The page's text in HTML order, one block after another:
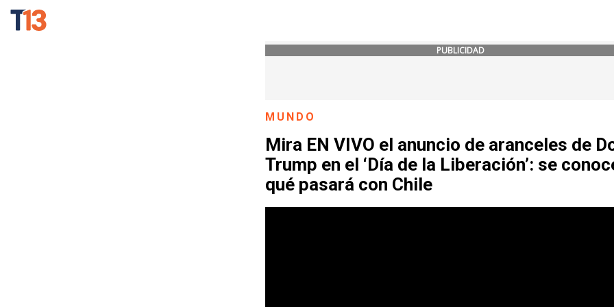
PUBLICIDAD
MUNDO
Mira EN VIVO el anuncio de aranceles de
Trump en el ‘Día de la Liberación’: se
qué pasará con Chile